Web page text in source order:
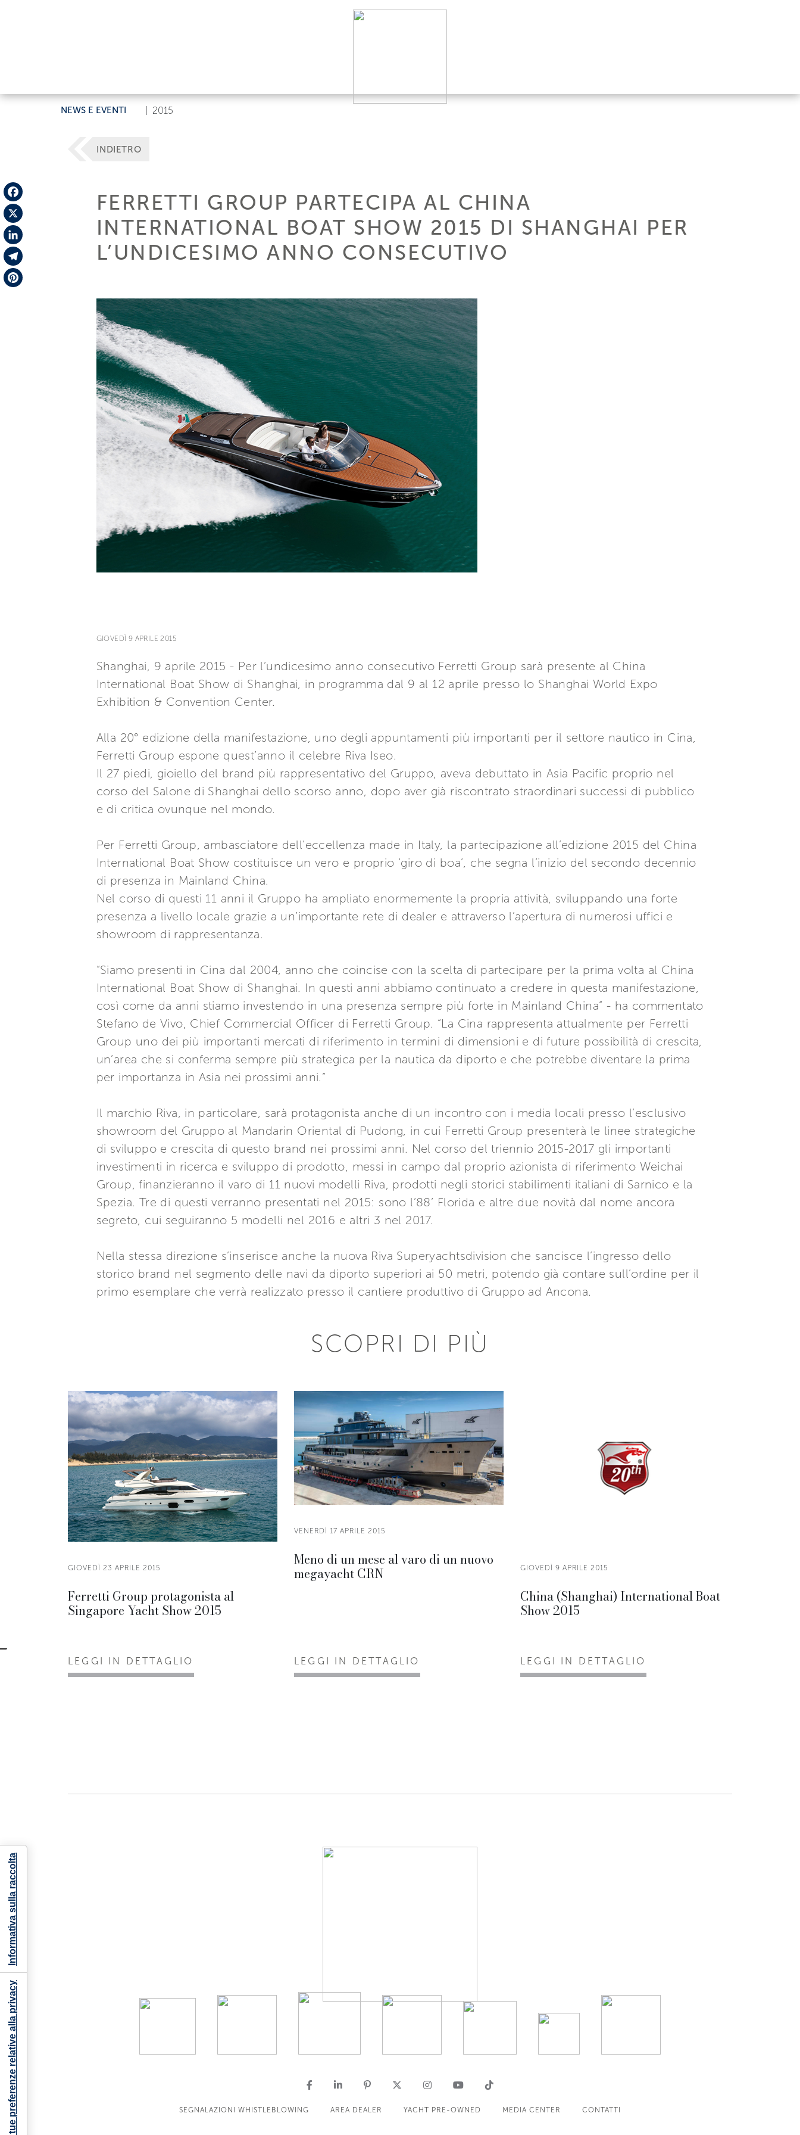
NEWS E EVENTI 2015
Facebook
X
LinkedIn
Telegram
INDIETRO
FERRETTI GROUP PARTECIPA AL CHINA
INTERNATIONAL BOAT SHOW 2015 DI SHANGHAI PER
L’UNDICESIMO ANNO CONSECUTIVO
GIOVEDÌ 9 APRILE 2015
Shanghai, 9 aprile 2015 - Per l’undicesimo anno consecutivo Ferretti Group sarà presente al China
International Boat Show di Shanghai, in programma dal 9 al 12 aprile presso lo Shanghai World Expo
Exhibition & Convention Center.
Alla 20° edizione della manifestazione, uno degli appuntamenti più importanti per il settore nautico in Cina,
Ferretti Group espone quest’anno il celebre Riva Iseo.
Il 27 piedi, gioiello del brand più rappresentativo del Gruppo, aveva debuttato in Asia Pacific proprio nel
corso del Salone di Shanghai dello scorso anno, dopo aver già riscontrato straordinari successi di pubblico
e di critica ovunque nel mondo.
Per Ferretti Group, ambasciatore dell’eccellenza made in Italy, la partecipazione all’edizione 2015 del China
International Boat Show costituisce un vero e proprio ‘giro di boa’, che segna l’inizio del secondo decennio
di presenza in Mainland China.
Nel corso di questi 11 anni il Gruppo ha ampliato enormemente la propria attività, sviluppando una forte
presenza a livello locale grazie a un’importante rete di dealer e attraverso l’apertura di numerosi uffici e
showroom di rappresentanza.
“Siamo presenti in Cina dal 2004, anno che coincise con la scelta di partecipare per la prima volta al China
International Boat Show di Shanghai. In questi anni abbiamo continuato a credere in questa manifestazione,
così come da anni stiamo investendo in una presenza sempre più forte in Mainland China” - ha commentato
Stefano de Vivo, Chief Commercial Officer di Ferretti Group. “La Cina rappresenta attualmente per Ferretti
Group uno dei più importanti mercati di riferimento in termini di dimensioni e di future possibilità di crescita,
un’area che si conferma sempre più strategica per la nautica da diporto e che potrebbe diventare la prima
per importanza in Asia nei prossimi anni.”
Il marchio Riva, in particolare, sarà protagonista anche di un incontro con i media locali presso l’esclusivo
showroom del Gruppo al Mandarin Oriental di Pudong, in cui Ferretti Group presenterà le linee strategiche
di sviluppo e crescita di questo brand nei prossimi anni. Nel corso del triennio 2015-2017 gli importanti
investimenti in ricerca e sviluppo di prodotto, messi in campo dal proprio azionista di riferimento Weichai
Group, finanzieranno il varo di 11 nuovi modelli Riva, prodotti negli storici stabilimenti italiani di Sarnico e la
Spezia. Tre di questi verranno presentati nel 2015: sono l’88’ Florida e altre due novità dal nome ancora
segreto, cui seguiranno 5 modelli nel 2016 e altri 3 nel 2017.
Nella stessa direzione s’inserisce anche la nuova Riva Superyachtsdivision che sancisce l’ingresso dello
storico brand nel segmento delle navi da diporto superiori ai 50 metri, potendo già contare sull’ordine per il
primo esemplare che verrà realizzato presso il cantiere produttivo di Gruppo ad Ancona.
SCOPRI DI PIÙ
GIOVEDÌ 23 APRILE 2015
Ferretti Group protagonista al
Singapore Yacht Show 2015
LEGGI IN DETTAGLIO
VENERDÌ 17 APRILE 2015
Meno di un mese al varo di un nuovo
megayacht CRN
LEGGI IN DETTAGLIO
GIOVEDÌ 9 APRILE 2015
China (Shanghai) International Boat
Show 2015
LEGGI IN DETTAGLIO
SEGNALAZIONI WHISTLEBLOWING AREA DEALER YACHT PRE-OWNED MEDIA CENTER CONTATTI
Le tue preferenze relative alla privacy
Informativa sulla raccolta